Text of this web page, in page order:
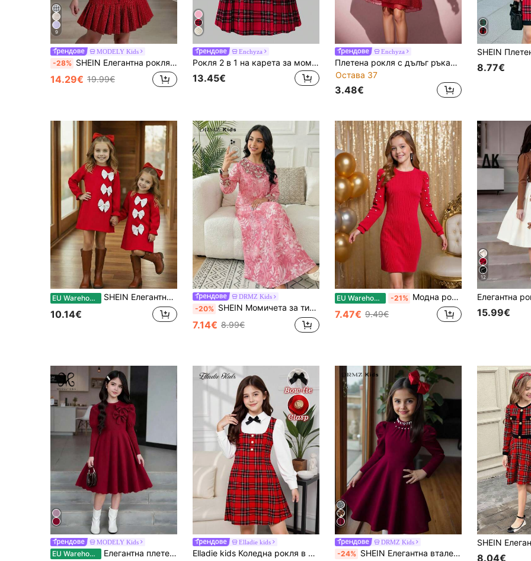
9
MODELY Kids
-28% SHEIN Елегантна рокля с панделка и плисиран подгъв за момиче от 18+, есен
14.29€ 19.99€
Enchyza
Рокля 2 в 1 на карета за момичета тийнейджърки, дълъг ръкав, яка, декорация с панделка, сглобяване на риза, мода, препи стил, есен/зима
13.45€
Enchyza
Плетена рокля с дълъг ръкав и кръгло деколте за момиче, 1 бр., еластична металическа прежда, ежедневно и парти облекло, есен
Остава 37
3.48€
8.77€
EU Warehouse SHEIN Елегантна рокля за момичета в тийнейджърска възраст с дълъг ръкав, червена и бяла с голяма панделка, есенна А-линия рокля за парти, сладка празнична визия, дрехи за сестра
10.14€
DRMZ Kids
-20% SHEIN Момичета за тийнейджърки, червена оребрена рокля с широка талия и плътна кройка, с набирани ръбове и плътна кройка, ежедневна, елегантна ретро, многослойна къса рокля с дълъг ръкав, подходяща за коледно парти, зимна бордо рокля за момиче, червени рокли с дълъг ръкав за момичета
7.14€ 8.99€
EU Warehouse -21% Модна рокля за момиченце Tween с обло деколте, буфан ръкав и декор от изкуствени перли
7.47€ 9.49€
12
15.99€
MODELY Kids
EU Warehouse Елегантна плетена рокля с дълъг ръкав и панделка за момичета, подходяща за ежедневни събирания
Elladie kids
Elladie kids Коледна рокля в червено каре за момичета тийнейджърки, черна панделка с акцент, златни метални ръчно пришити копчета, бели тъкани панели, червено-черно каре плетено платно, дълъг ръкав с обърната яка, полу-официална рокля 2 в 1 от две части, костюм за момичета тийнейджърки за есен/зима, за всеки ден, за училище, за излизане, за празници, Коледа
DRMZ Kids
-24% SHEIN Елегантна вталена рокля за момиче от 10+ с яка стойка, перлена украса, ръкави гигот и волани, дълъг ръкав, винено червена, подходяща за Коледа, Нова година и ежедневно носене, есен/зима 8.04€